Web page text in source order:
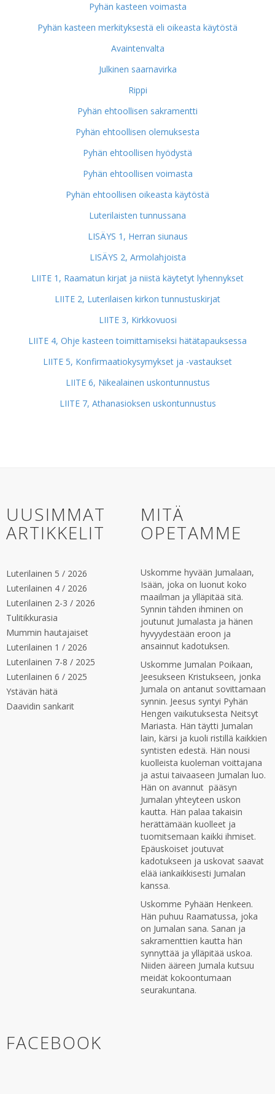
Pyhän kasteen voimasta
Pyhän kasteen merkityksestä eli oikeasta käytöstä
Avaintenvalta
Julkinen saarnavirka
Rippi
Pyhän ehtoollisen sakramentti
Pyhän ehtoollisen olemuksesta
Pyhän ehtoollisen hyödystä
Pyhän ehtoollisen voimasta
Pyhän ehtoollisen oikeasta käytöstä
Luterilaisten tunnussana
LISÄYS 1, Herran siunaus
LISÄYS 2, Armolahjoista
LIITE 1, Raamatun kirjat ja niistä käytetyt lyhennykset
LIITE 2, Luterilaisen kirkon tunnustuskirjat
LIITE 3, Kirkkovuosi
LIITE 4, Ohje kasteen toimittamiseksi hätätapauksessa
LIITE 5, Konfirmaatiokysymykset ja -vastaukset
LIITE 6, Nikealainen uskontunnustus
LIITE 7, Athanasioksen uskontunnustus
UUSIMMAT
ARTIKKELIT
Luterilainen 5 / 2026
Luterilainen 4 / 2026
Luterilainen 2-3 / 2026
Tulitikkurasia
Mummin hautajaiset
Luterilainen 1 / 2026
Luterilainen 7-8 / 2025
Luterilainen 6 / 2025
Ystävän hätä
Daavidin sankarit
MITÄ
OPETAMME
Uskomme hyvään Jumalaan,
Isään, joka on luonut koko
maailman ja ylläpitää sitä.
Synnin tähden ihminen on
joutunut Jumalasta ja hänen
hyvyydestään eroon ja
ansainnut kadotuksen.
Uskomme Jumalan Poikaan,
Jeesukseen Kristukseen, jonka
Jumala on antanut sovittamaan
synnin. Jeesus syntyi Pyhän
Hengen vaikutuksesta Neitsyt
Mariasta. Hän täytti Jumalan
lain, kärsi ja kuoli ristillä kaikkien
syntisten edestä. Hän nousi
kuolleista kuoleman voittajana
ja astui taivaaseen Jumalan luo.
Hän on avannut pääsyn
Jumalan yhteyteen uskon
kautta. Hän palaa takaisin
herättämään kuolleet ja
tuomitsemaan kaikki ihmiset.
Epäuskoiset joutuvat
kadotukseen ja uskovat saavat
elää iankaikkisesti Jumalan
kanssa.
Uskomme Pyhään Henkeen.
Hän puhuu Raamatussa, joka
on Jumalan sana. Sanan ja
sakramenttien kautta hän
synnyttää ja ylläpitää uskoa.
Niiden ääreen Jumala kutsuu
meidät kokoontumaan
seurakuntana.
FACEBOOK